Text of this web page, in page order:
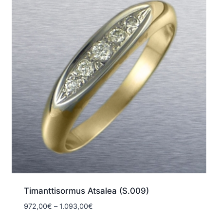
Timanttisormus Atsalea (S.009)
972,00€ – 1.093,00€Hintaluokka: